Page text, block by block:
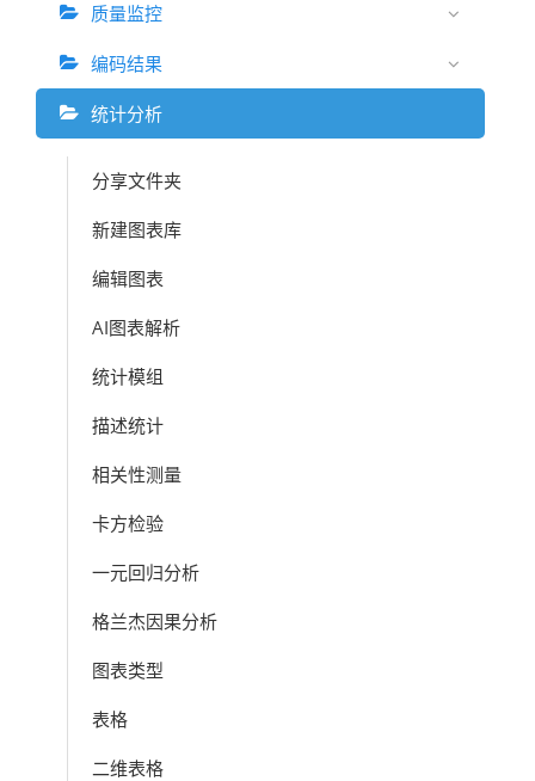
质量监控
编码结果
统计分析
分享文件夹
新建图表库
编辑图表
AI图表解析
统计模组
描述统计
相关性测量
卡方检验
一元回归分析
格兰杰因果分析
图表类型
表格
二维表格